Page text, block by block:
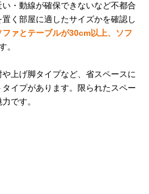
・動線が確保できないなど不都合
く部屋に適したサイズかを確認し
ファとテーブルが30cm以上、ソフ
。
上げ脚タイプなど、省スペースに
イプがあります。限られたスペー
です。